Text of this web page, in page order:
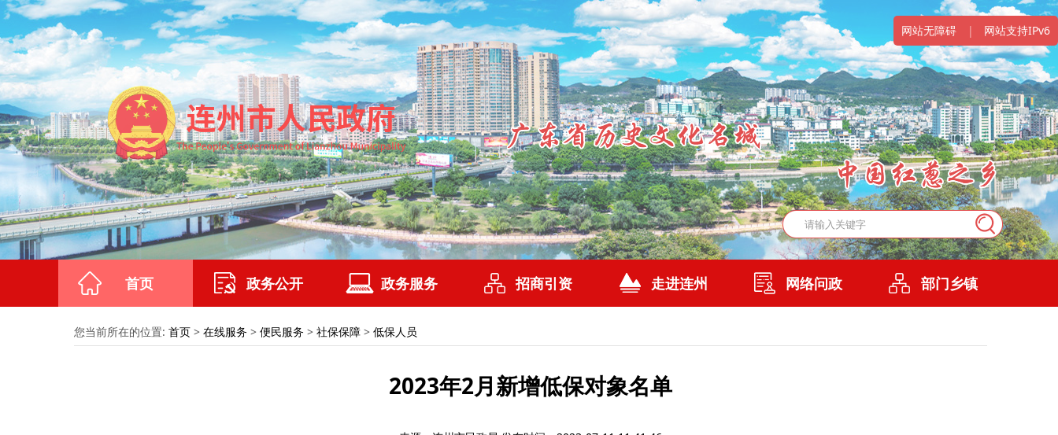
网站无障碍 | 网站支持IPv6
首页 政务公开 政务服务 招商引资 走进连州 网络问政 部门乡镇
您当前所在的位置: 首页 > 在线服务 > 便民服务 > 社保保障 > 低保人员
2023年2月新增低保对象名单